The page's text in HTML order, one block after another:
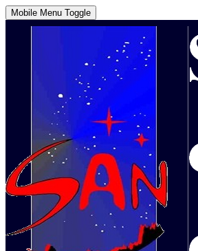
Mobile Menu Toggle